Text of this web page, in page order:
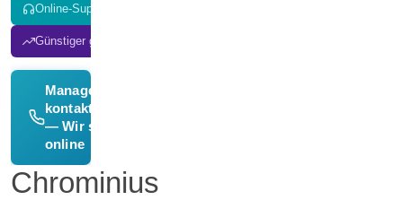
Online-Support
Günstiger gefunden? Wir passen an!
Manager
kontaktieren
— Wir sind
online
Chrominius